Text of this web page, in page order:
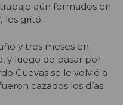
aún formados en
les gritó.
y tres meses en
y luego de pasar por
Cuevas se le volvió a
cazados los días